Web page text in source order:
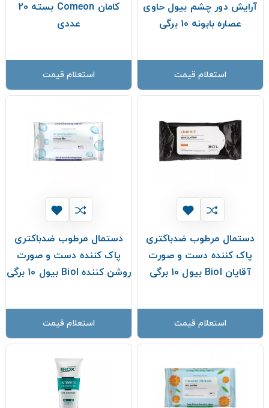
آرایش دور چشم بیول حاوی
عصاره بابونه 10 برگی
استعلام قیمت
کامان Comeon بسته 20
عددی
استعلام قیمت
دستمال مرطوب ضدباکتری
پاک کننده دست و صورت
آقایان Biol بیول 10 برگی
استعلام قیمت
دستمال مرطوب ضدباکتری
پاک کننده دست و صورت
روشن کننده Biol بیول 10 برگی
استعلام قیمت